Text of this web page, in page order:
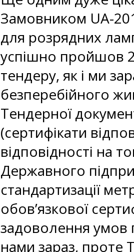
Замовником UA-
для розрядних
успішно пройшов
тендеру, як і ми
безперебійного
Тендерної
(сертифікати
відповідності на
Державного
стандартизації
обов’язкової
задоволення умов
нами зараз,